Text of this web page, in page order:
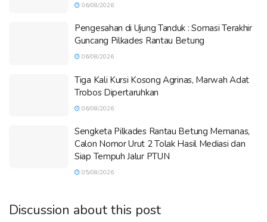
06/08/2026
Pengesahan di Ujung Tanduk : Somasi Terakhir
Guncang Pilkades Rantau Betung
06/08/2026
Tiga Kali Kursi Kosong Agrinas, Marwah Adat
Trobos Dipertaruhkan
06/08/2026
Sengketa Pilkades Rantau Betung Memanas,
Calon Nomor Urut 2 Tolak Hasil Mediasi dan
Siap Tempuh Jalur PTUN
05/08/2026
Discussion about this post